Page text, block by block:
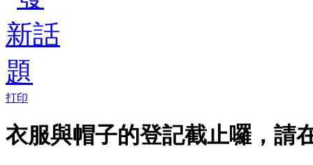
打印
衣服與帽子的登記截止囉，請